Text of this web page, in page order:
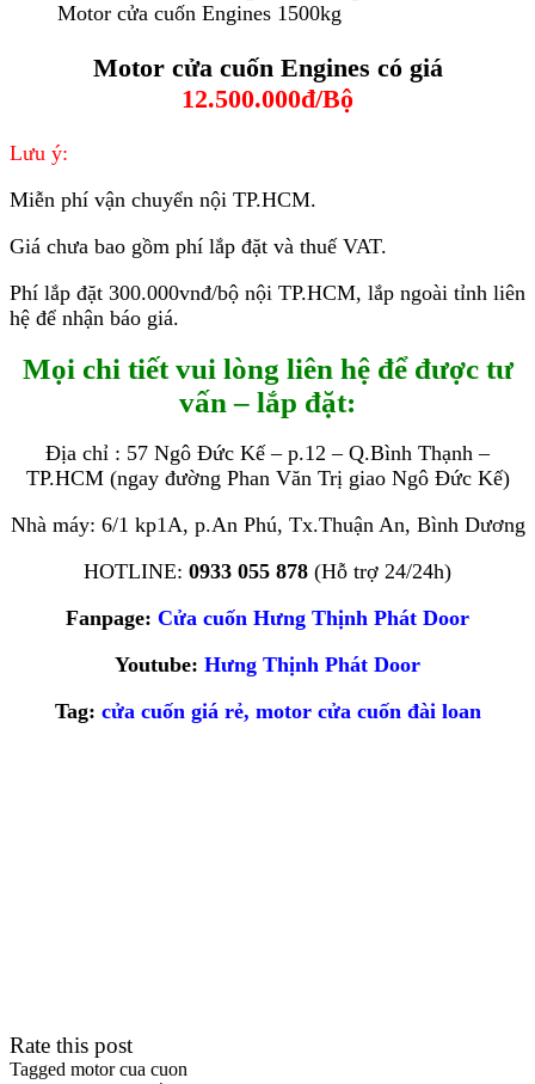
Motor cửa cuốn Engines 1500kg
Motor cửa cuốn Engines có giá
12.500.000đ/Bộ
Lưu ý:
Miễn phí vận chuyển nội TP.HCM.
Giá chưa bao gồm phí lắp đặt và thuế VAT.
Phí lắp đặt 300.000vnđ/bộ nội TP.HCM, lắp ngoài tỉnh liên
hệ để nhận báo giá.
Mọi chi tiết vui lòng liên hệ để được tư
vấn – lắp đặt:
Địa chỉ : 57 Ngô Đức Kế – p.12 – Q.Bình Thạnh –
TP.HCM (ngay đường Phan Văn Trị giao Ngô Đức Kế)
Nhà máy: 6/1 kp1A, p.An Phú, Tx.Thuận An, Bình Dương
HOTLINE: 0933 055 878 (Hỗ trợ 24/24h)
Fanpage: Cửa cuốn Hưng Thịnh Phát Door
Youtube: Hưng Thịnh Phát Door
Tag: cửa cuốn giá rẻ, motor cửa cuốn đài loan
Rate this post
Tagged motor cua cuon